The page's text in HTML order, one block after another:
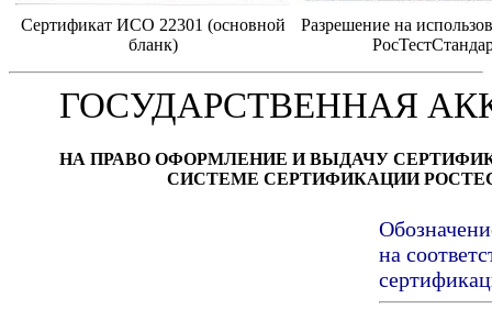
Сертификат ИСО 22301 (основной
бланк)
Разрешение на
ГОСУДАРСТВЕННАЯ
НА ПРАВО ОФОРМЛЕНИЕ И ВЫДАЧУ
СИСТЕМЕ СЕРТИФИКАЦИИ
на